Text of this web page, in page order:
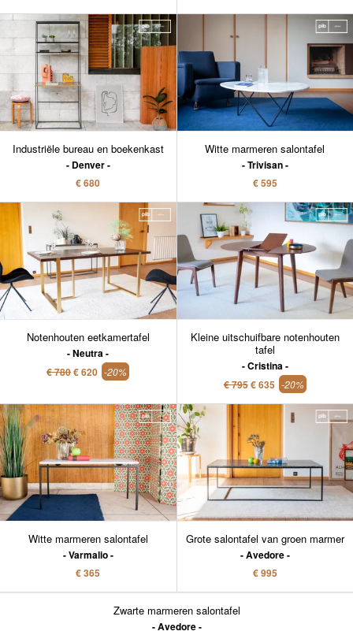
Industriële bureau en boekenkast
Denver
€ 680
Witte marmeren salontafel
Trivisan
€ 595
Notenhouten eetkamertafel
Neutra
€ 780€ 620 -20%
Kleine uitschuifbare notenhouten
tafel
Cristina
€ 795€ 635 -20%
Witte marmeren salontafel
Varmalio
€ 365
Grote salontafel van groen marmer
Avedore
€ 995
Zwarte marmeren salontafel
Avedore